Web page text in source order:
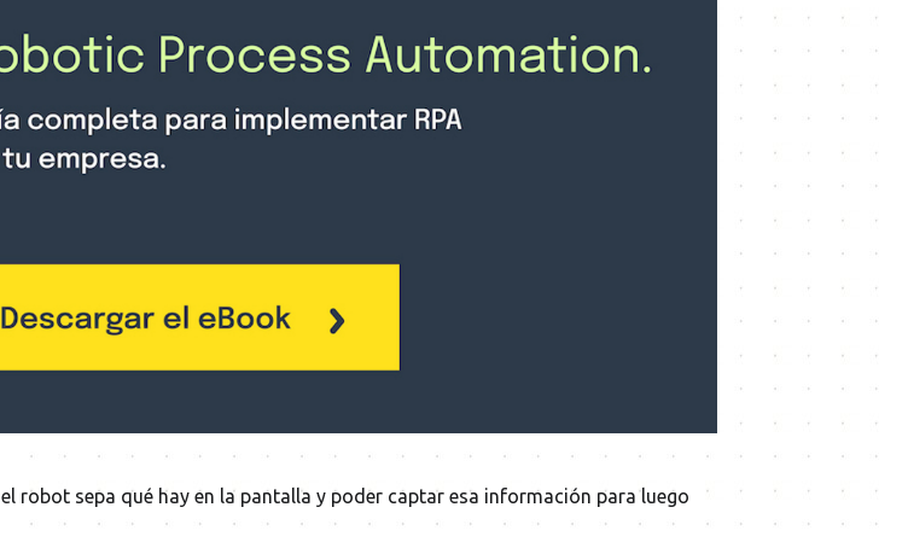
el robot sepa qué hay en la pantalla y poder captar esa información para luego